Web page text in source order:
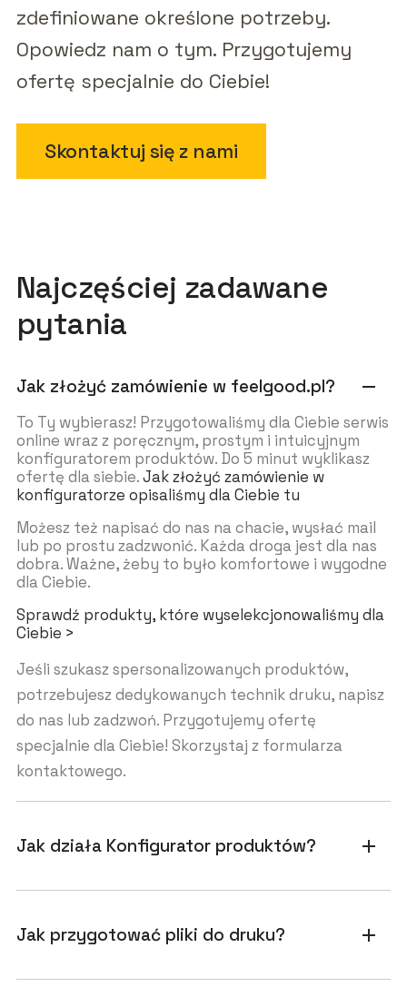
zdefiniowane określone potrzeby.
Opowiedz nam o tym. Przygotujemy
ofertę specjalnie do Ciebie!
Skontaktuj się z nami
Najczęściej zadawane
pytania
Jak złożyć zamówienie w feelgood.pl? remove
To Ty wybierasz! Przygotowaliśmy dla Ciebie serwis
online wraz z poręcznym, prostym i intuicyjnym
konfiguratorem produktów. Do 5 minut wyklikasz
ofertę dla siebie.Jak złożyć zamówienie w
konfiguratorze opisaliśmy dla Ciebie tu
Możesz też napisać do nas na chacie, wysłać mail
lub po prostu zadzwonić. Każda droga jest dla nas
dobra. Ważne, żeby to było komfortowe i wygodne
dla Ciebie.
Sprawdź produkty, które wyselekcjonowaliśmy dla
Ciebie >
Jeśli szukasz spersonalizowanych produktów,
potrzebujesz dedykowanych technik druku, napisz
do nas lub zadzwoń. Przygotujemy ofertę
specjalnie dla Ciebie! Skorzystaj z formularza
kontaktowego.
Jak działa Konfigurator produktów? add
Jak przygotować pliki do druku? add